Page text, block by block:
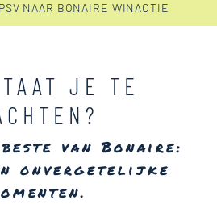
NAAR BONAIRE WINACTIE
JE TE
van Bonaire:
onvergetelijke